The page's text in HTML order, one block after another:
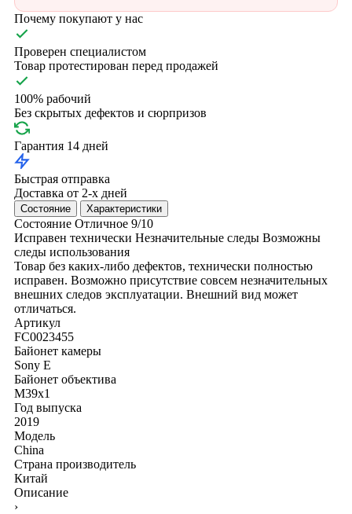
Почему покупают у нас
Проверен специалистом
Товар протестирован перед продажей
100% рабочий
Без скрытых дефектов и сюрпризов
Гарантия 14 дней
Быстрая отправка
Доставка от 2-х дней
Состояние Характеристики
Состояние Отличное 9/10
Исправен технически Незначительные следы Возможны
следы использования
Товар без каких-либо дефектов, технически полностью
исправен. Возможно присутствие совсем незначительных
внешних следов эксплуатации. Внешний вид может
отличаться.
Артикул
FC0023455
Байонет камеры
Sony E
Байонет объектива
M39x1
Год выпуска
2019
Модель
China
Страна производитель
Китай
Описание
›